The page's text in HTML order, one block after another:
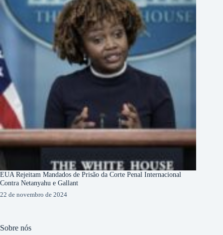
EUA Rejeitam Mandados de Prisão da Corte Penal Internacional
Contra Netanyahu e Gallant
22 de novembro de 2024
Sobre nós